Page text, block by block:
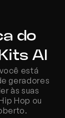
do
AI
está
geradores
às suas
Hop ou